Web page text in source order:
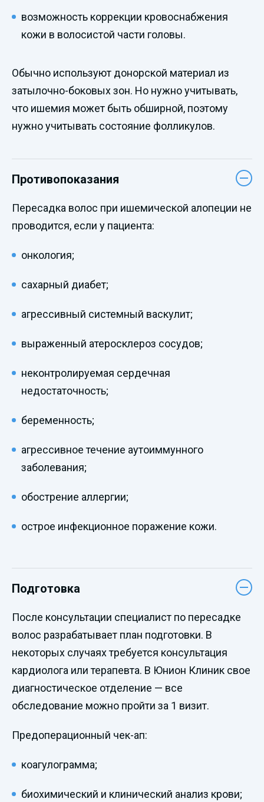
возможность коррекции кровоснабжения
кожи в волосистой части головы.
Обычно используют донорской материал из
затылочно-боковых зон. Но нужно учитывать,
что ишемия может быть обширной, поэтому
нужно учитывать состояние фолликулов.
Противопоказания
Пересадка волос при ишемической алопеции не
проводится, если у пациента:
онкология;
сахарный диабет;
агрессивный системный васкулит;
выраженный атеросклероз сосудов;
неконтролируемая сердечная
недостаточность;
беременность;
агрессивное течение аутоиммунного
заболевания;
обострение аллергии;
острое инфекционное поражение кожи.
Подготовка
После консультации специалист по пересадке
волос разрабатывает план подготовки. В
некоторых случаях требуется консультация
кардиолога или терапевта. В Юнион Клиник свое
диагностическое отделение — все
обследование можно пройти за 1 визит.
Предоперационный чек-ап:
коагулограмма;
биохимический и клинический анализ крови;